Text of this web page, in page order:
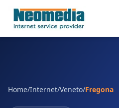
Home/Internet/Veneto/Fregona